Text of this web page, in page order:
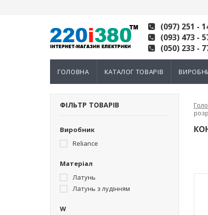
(097) 251 -
(093) 473 -
(050) 233 -
ГОЛОВНА КАТАЛОГ ТОВАРІВ
ФІЛЬТР ТОВАРІВ
Виробник
Reliance
Матеріал
Латунь
Латунь з лудінням
W